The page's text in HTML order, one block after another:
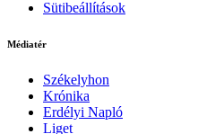
Sütibeállítások
Médiatér
Székelyhon
Krónika
Erdélyi Napló
Liget